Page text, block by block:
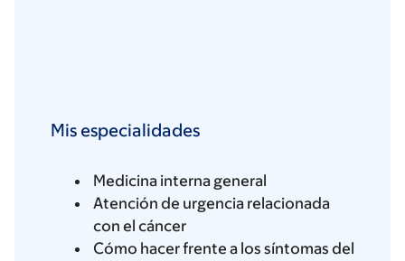
Mis especialidades
Medicina interna general
Atención de urgencia relacionada
con el cáncer
Cómo hacer frente a los síntomas del